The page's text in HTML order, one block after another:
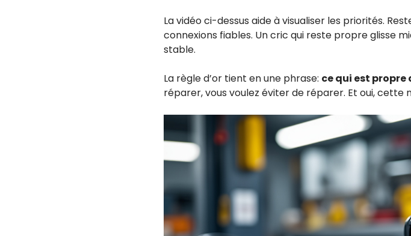
La vidéo ci-dessus aide à visualiser les priorités.
connexions fiables. Un cric qui reste propre glisse
stable.
La règle d’or tient en une phrase: ce qui est
réparer, vous voulez éviter de réparer. Et oui, cette